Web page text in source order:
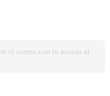
el correo con tu acceso al